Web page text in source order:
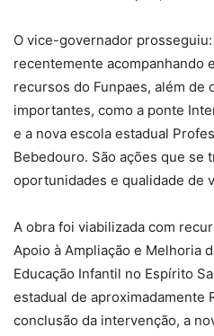
O vice-governador prosseguiu:
recentemente acompanhando
recursos do Funpaes, além de
importantes, como a ponte
e a nova escola estadual
Bebedouro. São ações que se
oportunidades e qualidade de
A obra foi viabilizada com
Apoio à Ampliação e Melhoria
Educação Infantil no Espírito
estadual de aproximadamente
conclusão da intervenção, a